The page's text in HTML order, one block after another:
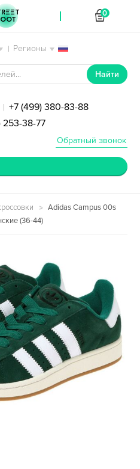
| Регионы
Найти
| +7 (499) 380-83-88
253-38-77
Обратный звонок
Adidas Campus 00s
(36-44)
0